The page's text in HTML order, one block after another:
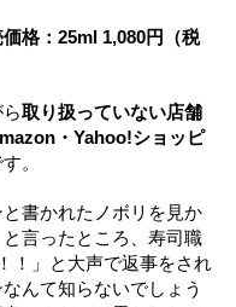
価格：25ml 1,080円（税
取り扱っていない店舗
・Yahoo!ショッピ
。
書かれたノボリを見か
言ったところ、寿司職
！」と大声で返事をされ
んて知らないでしょう